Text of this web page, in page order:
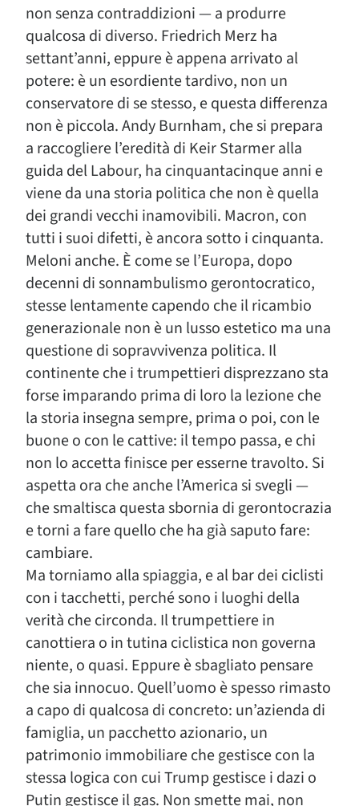
non senza contraddizioni — a produrre
qualcosa di diverso. Friedrich Merz ha
settant’anni, eppure è appena arrivato al
potere: è un esordiente tardivo, non un
conservatore di se stesso, e questa differenza
non è piccola. Andy Burnham, che si prepara
a raccogliere l’eredità di Keir Starmer alla
guida del Labour, ha cinquantacinque anni e
viene da una storia politica che non è quella
dei grandi vecchi inamovibili. Macron, con
tutti i suoi difetti, è ancora sotto i cinquanta.
Meloni anche. È come se l’Europa, dopo
decenni di sonnambulismo gerontocratico,
stesse lentamente capendo che il ricambio
generazionale non è un lusso estetico ma una
questione di sopravvivenza politica. Il
continente che i trumpettieri disprezzano sta
forse imparando prima di loro la lezione che
la storia insegna sempre, prima o poi, con le
buone o con le cattive: il tempo passa, e chi
non lo accetta finisce per esserne travolto. Si
aspetta ora che anche l’America si svegli —
che smaltisca questa sbornia di gerontocrazia
e torni a fare quello che ha già saputo fare:
cambiare.
Ma torniamo alla spiaggia, e al bar dei ciclisti
con i tacchetti, perché sono i luoghi della
verità che circonda. Il trumpettiere in
canottiera o in tutina ciclistica non governa
niente, o quasi. Eppure è sbagliato pensare
che sia innocuo. Quell’uomo è spesso rimasto
a capo di qualcosa di concreto: un’azienda di
famiglia, un pacchetto azionario, un
patrimonio immobiliare che gestisce con la
stessa logica con cui Trump gestisce i dazi o
Putin gestisce il gas. Non smette mai, non